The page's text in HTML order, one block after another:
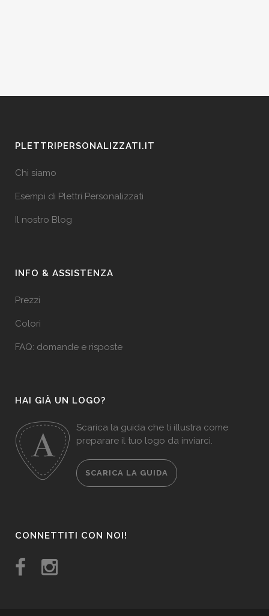
PLETTRIPERSONALIZZATI.IT
Chi siamo
Esempi di Plettri Personalizzati
Il nostro Blog
INFO & ASSISTENZA
Prezzi
Colori
FAQ: domande e risposte
HAI GIÀ UN LOGO?
Scarica la guida che ti illustra come
preparare il tuo logo da inviarci.
SCARICA LA GUIDA
CONNETTITI CON NOI!